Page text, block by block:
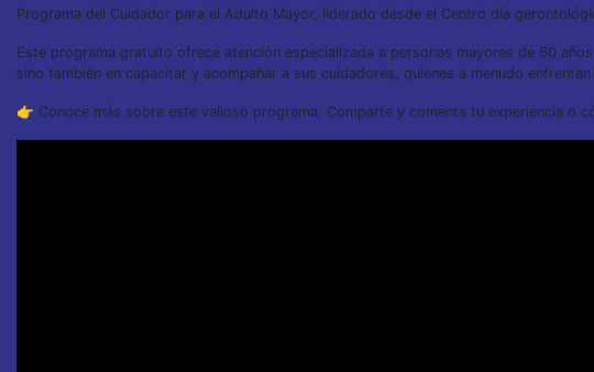
Programa del Cuidador para el Adulto Mayor, liderado desde el Centro día
Este programa gratuito ofrece atención especializada a personas mayores de 60
sino también en capacitar y acompañar a sus cuidadores, quienes a menudo
👉 Conoce más sobre este valioso programa. Comparte y comenta tu experiencia o